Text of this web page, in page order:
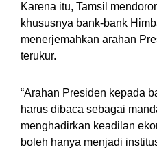
Karena itu, Tamsil
khususnya bank-bank
menerjemahkan arahan
terukur.
“Arahan Presiden kepada
harus dibaca sebagai
menghadirkan keadilan
boleh hanya menjadi